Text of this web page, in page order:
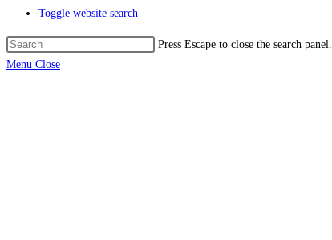
Toggle website search
Press Escape to close the search panel.
Menu Close